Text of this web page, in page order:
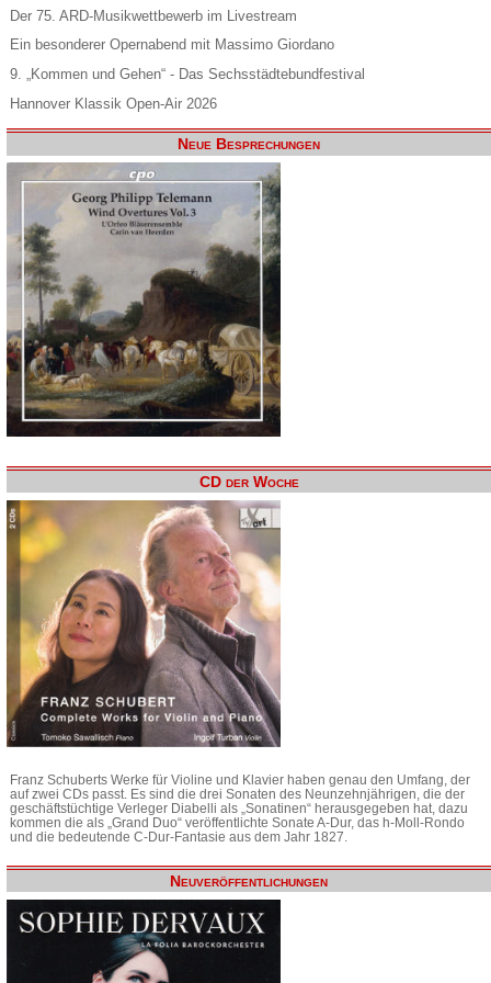
Der 75. ARD-Musikwettbewerb im Livestream
Ein besonderer Opernabend mit Massimo Giordano
9. „Kommen und Gehen“ - Das Sechsstädtebundfestival
Hannover Klassik Open-Air 2026
Neue Besprechungen
CD der Woche
Franz Schuberts Werke für Violine und Klavier haben genau den Umfang, der
auf zwei CDs passt. Es sind die drei Sonaten des Neunzehnjährigen, die der
geschäftstüchtige Verleger Diabelli als „Sonatinen“ herausgegeben hat, dazu
kommen die als „Grand Duo“ veröffentlichte Sonate A-Dur, das h-Moll-Rondo
und die bedeutende C-Dur-Fantasie aus dem Jahr 1827.
Neuveröffentlichungen